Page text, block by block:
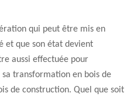
qui peut être mis en
et que son état devient
aussi effectuée pour
transformation en bois de
de construction. Quel que soit